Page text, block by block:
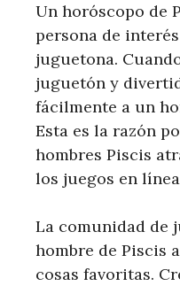
Un horóscopo de
persona de
juguetona.
juguetón y
fácilmente a un
Esta es la razón
hombres Piscis
los juegos en
La comunidad de
hombre de Piscis
cosas favoritas.